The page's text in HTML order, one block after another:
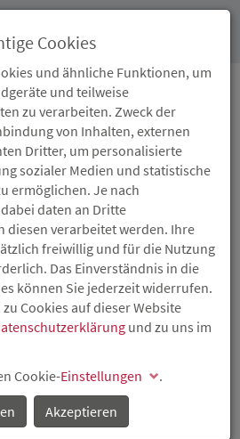
Wachstumsförderung gehören
konsequentem Sparkurs
für die von der
betroffenen südeuropäischen
Malu Dreyer und
Kühl ausgesprochen. „Die
für viele Länder der Europäischen
und Spanien, eine
sie zur Konsolidierung ihrer
mit Bedacht geschehen. Eine
von nahe fünfzig Prozent zeigt,
Cookies
und ähnliche Funktionen, um
und teilweise
zu verarbeiten. Zweck der
von Inhalten, externen
Dritter, um personalisierte
sozialer Medien und statistische
ermöglichen. Je nach
daten an Dritte
diesen verarbeitet werden. Ihre
freiwillig und für die Nutzung
Das Einverständnis in die
können Sie jederzeit widerrufen.
Cookies auf dieser Website
und zu uns im
Cookie-Einstellungen
.
Akzeptieren